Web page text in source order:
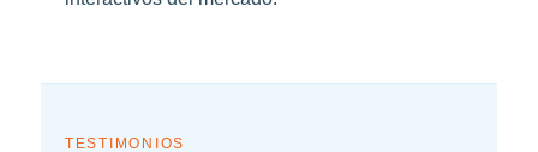
TESTIMONIOS